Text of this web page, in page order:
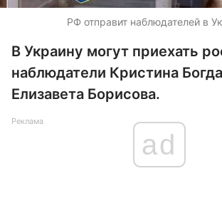
РФ отправит наблюдателей в
В Украину могут приехать
наблюдатели Кристина
Елизавета Борисова.
Реклама
ad